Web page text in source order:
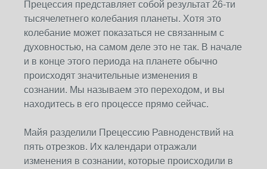
Прецессия представляет собой результат 26-ти
тысячелетнего колебания планеты. Хотя это
колебание может показаться не связанным с
духовностью, на самом деле это не так. В начале
и в конце этого периода на планете обычно
происходят значительные изменения в
сознании. Мы называем это переходом, и вы
находитесь в его процессе прямо сейчас.
Майя разделили Прецессию Равноденствий на
пять отрезков. Их календари отражали
изменения в сознании, которые происходили в